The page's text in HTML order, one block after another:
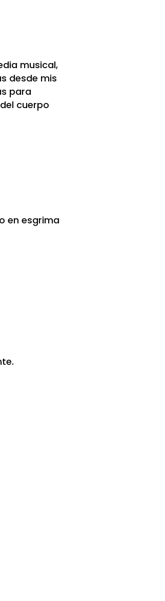
musical,
desde mis
para
cuerpo
en esgrima